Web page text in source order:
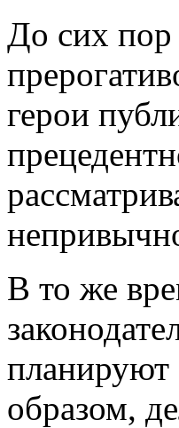
До сих пор
герои
В то же
планируют
образом,